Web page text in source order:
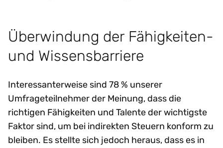
Überwindung der Fähigkeiten-
und Wissensbarriere
Interessanterweise sind 78 % unserer
Umfrageteilnehmer der Meinung, dass die
richtigen Fähigkeiten und Talente der wichtigste
Faktor sind, um bei indirekten Steuern konform zu
bleiben. Es stellte sich jedoch heraus, dass es in